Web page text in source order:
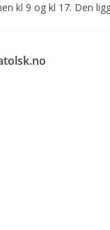
kl 9 og kl 17. Den